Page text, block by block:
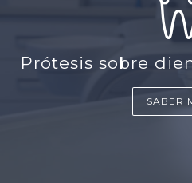
Prótesis sobre
SABER